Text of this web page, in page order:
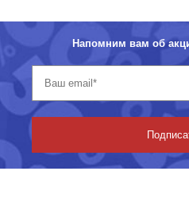
Напомним вам об